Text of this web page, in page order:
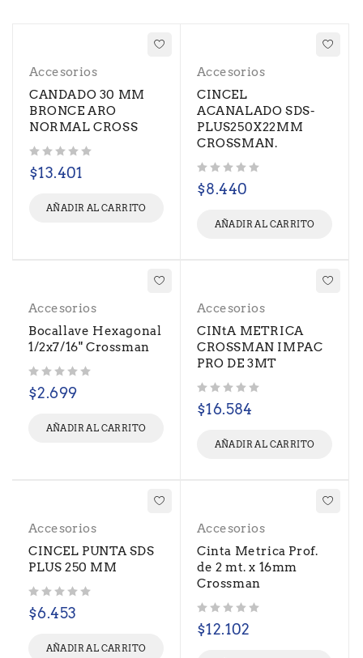
Accesorios
CANDADO 30 MM
BRONCE ARO
NORMAL CROSS
$13.401
AÑADIR AL CARRITO
Accesorios
CINCEL
ACANALADO SDS-
PLUS250X22MM
CROSSMAN.
$8.440
AÑADIR AL CARRITO
Accesorios
Bocallave Hexagonal
1/2x7/16" Crossman
$2.699
AÑADIR AL CARRITO
Accesorios
CINtA METRICA
CROSSMAN IMPAC
PRO DE 3MT
$16.584
AÑADIR AL CARRITO
Accesorios
CINCEL PUNTA SDS
PLUS 250 MM
$6.453
AÑADIR AL CARRITO
Accesorios
Cinta Metrica Prof.
de 2 mt. x 16mm
Crossman
$12.102